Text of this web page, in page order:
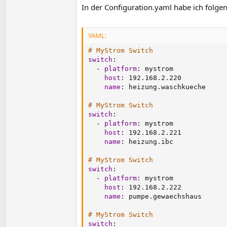
In der Configuration.yaml habe ich
YAML:
# MyStrom Switch
switch :
-
platform :
mystrom
host :
192.168.2.220
name : heizung.waschkueche
# MyStrom Switch
switch :
-
platform :
mystrom
host :
192.168.2.221
name : heizung.ibc
# MyStrom Switch
switch :
-
platform :
mystrom
host :
192.168.2.222
name : pumpe.gewaechshaus
# MyStrom Switch
switch :